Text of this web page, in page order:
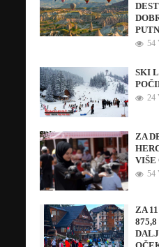
54
SKI
24
ZA
VIŠE
54
ZA